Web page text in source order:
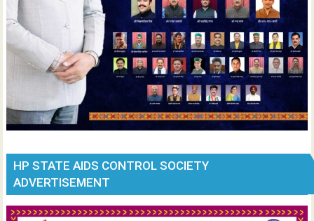
HP STATE AIDS CONTROL SOCIETY
ADVERTISEMENT